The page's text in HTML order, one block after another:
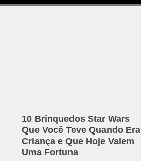
10 Brinquedos Star Wars
Que Você Teve Quando Era
Criança e Que Hoje Valem
Uma Fortuna